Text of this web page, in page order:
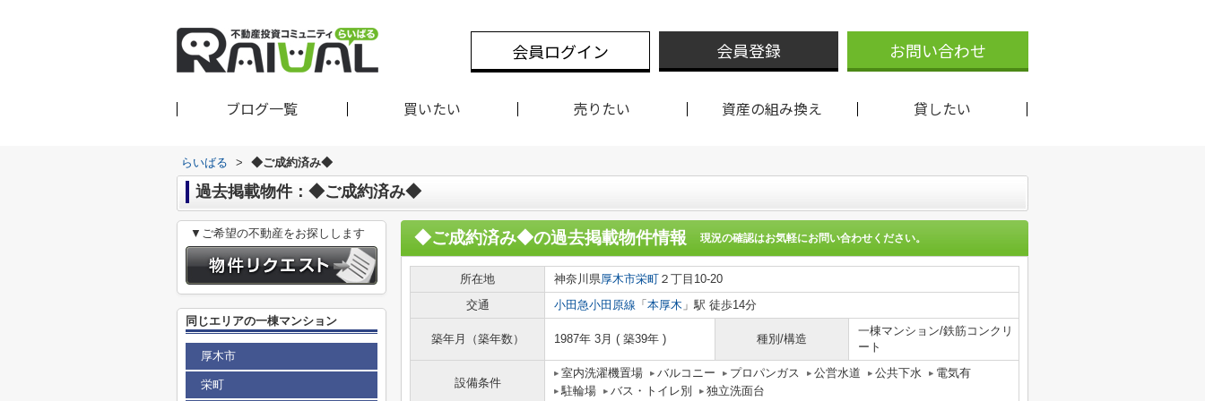
会員ログイン 会員登録 お問い合わせ
ブログ一覧 買いたい 売りたい 資産の組み換え 貸したい
らいばる > ◆ご成約済み◆
過去掲載物件：◆ご成約済み◆
◆ご成約済み◆の過去掲載物件情報 現況の確認はお気軽にお問い合わせください。
所在地 神奈川県厚木市栄町 ２丁目10-20
交通
小田急小田原線 「 本厚木 」駅 徒歩14分
築年月（築年数） 1987年 3月 ( 築39年 ) 種別/構造
一棟マンション/鉄筋コンクリ
ート
設備条件
室内洗濯機置場 バルコニー プロパンガス 公営水道 公共下水
電気有
駐輪場
バス・トイレ別 独立洗面台
▼ご希望の不動産をお探しします
同じエリアの一棟マンション
厚木市
栄町